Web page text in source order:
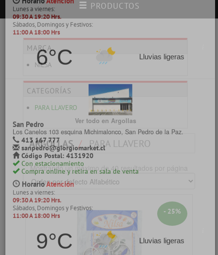
Coronel
Manuel Montt 871, Villa Mora, Coronel.
413 832 822
coronel@giorgiomarket.cl
Código Postal: 4200770
Con estacionamiento
Compra online y retira en sala de venta
Lunes a viernes:
09:30 A 19:20 Hrs.
Sábados, Domingos y Festivos:
11:00 A 18:00 Hrs
9°C Llovizna
Lagos Temuco
General Pedro Lagos 377, Temuco
453 243 606
temuco@giorgiomarket.cl
Código Postal: 4790856
Compra online y retira en sala de venta
HorarioAtención
PRODUCTOS
MARCA
NILSA
CATEGORÍAS
PARA LLAVERO
Ver todo en Argollas
ARGOLLAS PARA LLAVERO
Mostrando un máximo de 40 resultados por página
- 25%